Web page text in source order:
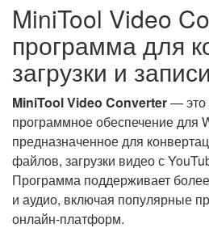
MiniTool Video
программа для
загрузки и
MiniTool Video Converter— это
программное обеспечение для
предназначенное для
файлов, загрузки видео с
Программа поддерживает
и аудио, включая популярные
онлайн-платформ.